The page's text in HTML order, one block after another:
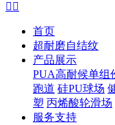
 
首页
超耐磨自结纹
产品展示
PUA高耐候单组
跑道 硅PU球场
塑 丙烯酸轮滑场
服务支持